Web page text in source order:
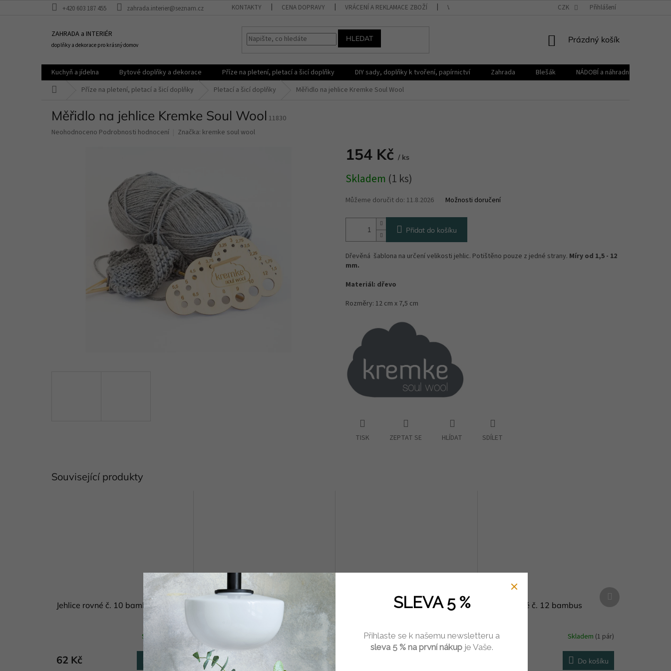
+420 603 187 455 zahrada.interier@seznam.cz KONTAKTY CENA DOPRAVY VRÁCENÍ A REKLAMACE ZBOŽÍ VŠEOBECNÉ OBCHODNÍ PODMÍNKY REKLAMAČNÍ ŘÁD
CZK Přihlášení
ZAHRADA a INTERIÉR
doplňky a dekorace pro krásný domov
HLEDAT
NÁKUPNÍ
Prázdný košík
Kuchyň a jídelna Bytové doplňky a dekorace Příze na pletení, pletací a šicí doplňky DIY sady, doplňky k tvoření, papírnictví Zahrada Blešák
NÁDOBÍ a náhradní díly KELOmat
Příze na pletení, pletací a šicí doplňky Pletací a šicí doplňky Měřidlo na jehlice Kremke Soul Wool
Měřidlo na jehlice Kremke Soul Wool 11830
Průměrné
Neohodnoceno Podrobnosti hodnocení Značka: kremke soul wool
154 Kč / ks
cena:
Skladem (1 ks)
Můžeme doručit do: 11.8.2026 Možnosti doručení
Přidat do košíku
Dřevěná šablona na určení velikosti jehlic. Potištěno pouze z jedné strany. Míry od 1,5 - 12
mm.
Materiál: dřevo
Rozměry: 12 cm x 7,5 cm
TISK ZEPTAT SE HLÍDAT SDÍLET
Související produkty
Jehlice rovné č. 10 bambus
Skladem (4 pár)
62 Kč Do košíku
Jehlice rovné č. 20 bambus
(1 pár)
105 Kč Do košíku
Jehlice rovné č. 15 bambus
Skladem(1 pár)
Jehlice rovné č. 12 bambus
Skladem (1 pár)
Do košíku
Další
produkt
SLEVA 5 %
Přihlaste se k našemu newsletteru a
sleva 5 % na první nákupje Vaše.